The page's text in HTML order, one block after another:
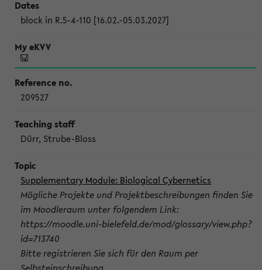
block in R.5-4-110 [16.02.-05.03.2027]
209527
Dürr, Strube-Bloss
Supplementary Module: Biological Cybernetics
Mögliche Projekte und Projektbeschreibungen finden Sie
im Moodleraum unter folgendem Link:
https://moodle.uni-bielefeld.de/mod/glossary/view.php?
id=713740
Bitte registrieren Sie sich für den Raum per